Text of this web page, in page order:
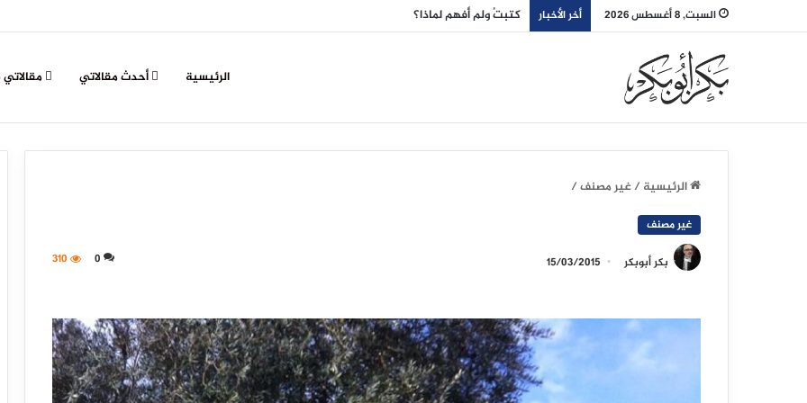
السبت, 8 أغسطس 2026 أخر الأخبار كتبتُ ولم أفهم لماذا؟
الرئيسية أحدث مقالاتي
الرئيسية/غير مصنف/
غير مصنف
بكر أبوبكر 15/03/2015
0
310